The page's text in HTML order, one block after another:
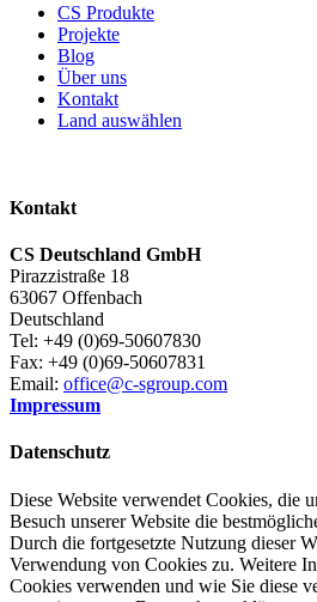
CS Produkte
Projekte
Blog
Über uns
Kontakt
Land auswählen
Kontakt
CS Deutschland GmbH
Pirazzistraße 18
63067 Offenbach
Deutschland
Tel: +49 (0)69-50607830
Fax: +49 (0)69-50607831
Email: office@c-sgroup.com
Impressum
Datenschutz
Diese Website verwendet Cookies, die
Besuch unserer Website die
Durch die fortgesetzte Nutzung dieser
Verwendung von Cookies zu. Weitere
Cookies verwenden und wie Sie diese